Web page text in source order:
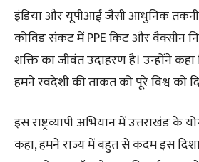
इंडिया और यूपीआई जैसी आधुनिक
कोविड संकट में PPE किट और वैक्सीन
शक्ति का जीवंत उदाहरण है। उन्होंने
हमने स्वदेशी की ताकत को पूरे विश्व को
इस राष्ट्रव्यापी अभियान में उत्तराखंड के
कहा, हमने राज्य में बहुत से कदम इस